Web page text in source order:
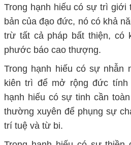
Trong hạnh hiếu có sự trì giới
bản của đạo đức, nó có khả
trừ tất cả pháp bất thiện, có
phước báo cao thượng.
Trong hạnh hiếu có sự nhẫn
kiên trì để mở rộng đức
hạnh hiếu có sự tinh cần
thường xuyên để phụng sự
trí tuệ và từ bi.